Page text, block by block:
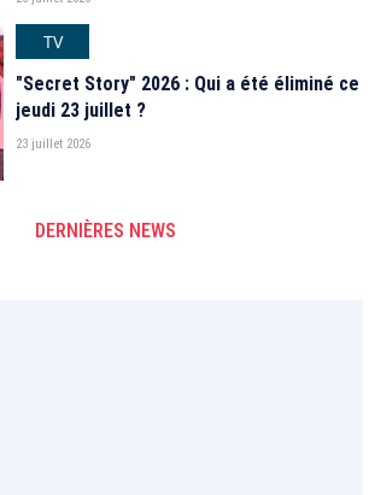
TV
"Secret Story" 2026 : Qui a été éliminé ce
jeudi 23 juillet ?
23 juillet 2026
DERNIÈRES NEWS